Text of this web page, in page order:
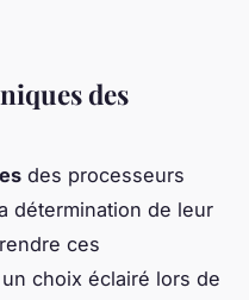
des
des processeurs
détermination de leur
ces
choix éclairé lors de